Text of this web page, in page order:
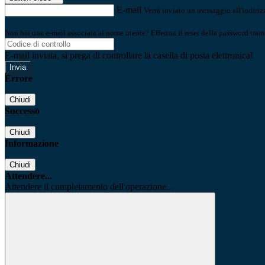
E-mail Verrà inviato un messaggio
Non hai una e-mail associata al nome utente? Effettua il reset della password
E-mail inviata, si prega di controllare la casella di posta elettronica!
Errore
Chiudi
Successo
Chiudi
Informazione
Chiudi
Attendere...
Attendere il completamento dell'operazione...